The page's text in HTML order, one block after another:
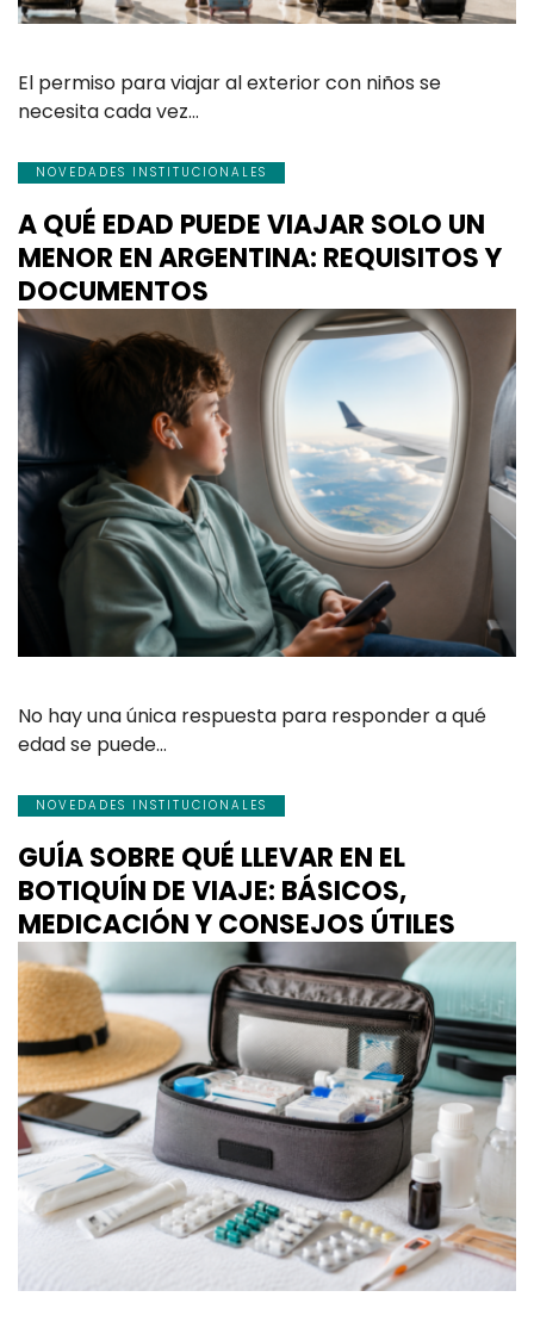
El permiso para viajar al exterior con niños se
necesita cada vez…
NOVEDADES INSTITUCIONALES
A QUÉ EDAD PUEDE VIAJAR SOLO UN
MENOR EN ARGENTINA: REQUISITOS Y
DOCUMENTOS
No hay una única respuesta para responder a qué
edad se puede…
NOVEDADES INSTITUCIONALES
GUÍA SOBRE QUÉ LLEVAR EN EL
BOTIQUÍN DE VIAJE: BÁSICOS,
MEDICACIÓN Y CONSEJOS ÚTILES